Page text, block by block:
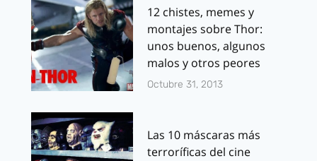
12 chistes, memes y
montajes sobre Thor:
unos buenos, algunos
malos y otros peores
Octubre 31, 2013
Las 10 máscaras más
terroríficas del cine